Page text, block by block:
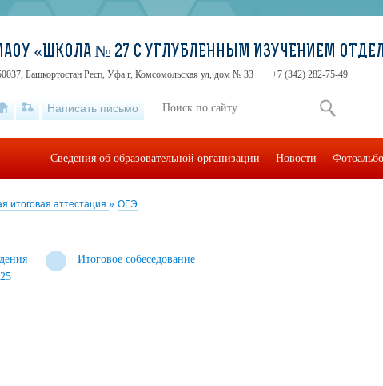
итоговая аттестация » ОГЭ
Итоговое собеседование
«ШКОЛА № 27 С УГЛУБЛЕННЫМ ИЗУЧЕНИЕМ
Башкортостан Респ, Уфа г, Комсомольская ул, дом № 33 +7 (342) 282-75-49
Написать письмо
Сведения об образовательной организации Новости